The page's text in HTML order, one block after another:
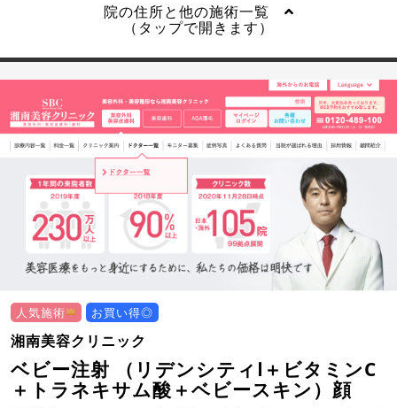
院の住所と他の施術一覧
（タップで開きます）
人気施術 お買い得◎
湘南美容クリニック
ベビー注射 （リデンシティⅠ＋ビタミンC
＋トラネキサム酸＋ベビースキン）顔